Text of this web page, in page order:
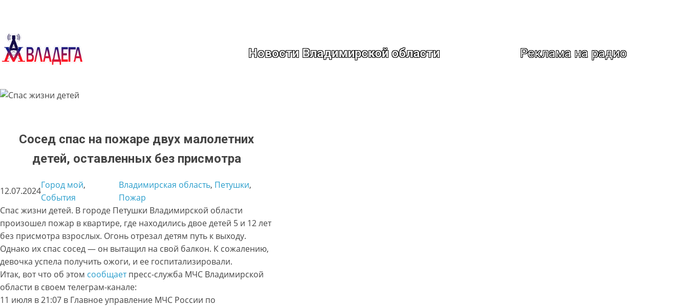
содержимому
Новости Владимирской области Реклама на радио
Сосед спас на пожаре двух малолетних
детей, оставленных без присмотра
12.07.2024
Город мой
События
Владимирская область, Петушки
Пожар
Спас жизни детей. В городе Петушки Владимирской области
произошел пожар в квартире, где находились двое детей 5 и 12 лет
без присмотра взрослых. Огонь отрезал детям путь к выходу.
Однако их спас сосед — он вытащил на свой балкон. К сожалению,
девочка успела получить ожоги, и ее госпитализировали.
Итак, вот что об этом сообщаетпресс-служба МЧС Владимирской
области в своем телеграм-канале:
11 июля в 21:07 в Главное управление МЧС России по